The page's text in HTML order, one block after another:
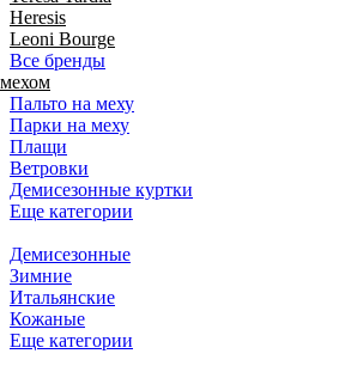
Heresis
Leoni Bourge
Все бренды
Пальто на меху
Парки на меху
Плащи
Ветровки
Демисезонные куртки
Еще категории
Демисезонные
Зимние
Итальянские
Кожаные
Еще категории